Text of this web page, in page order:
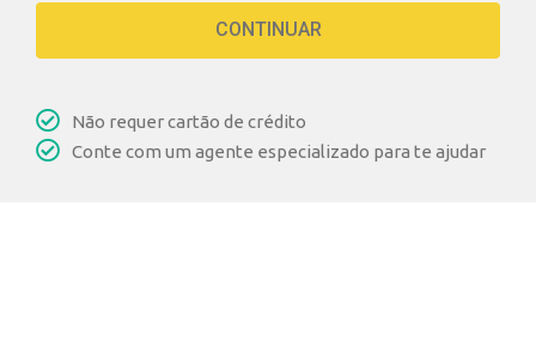
CONTINUAR
Não requer cartão de crédito
Conte com um agente especializado para te ajudar